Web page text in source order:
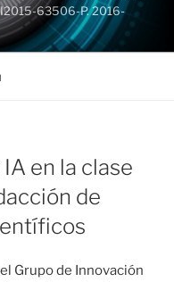
63506-P. 2016-
en la clase
de
Grupo de Innovación